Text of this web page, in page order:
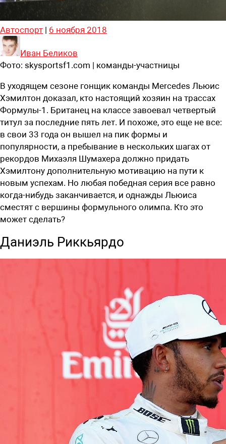
Автоспорт | 6 ноября 2018
Иван Беликов
Фото: skysportsf1.com | команды-участницы
В уходящем сезоне гонщик команды Mercedes Льюис
Хэмилтон доказал, кто настоящий хозяин на трассах
Формулы-1. Британец на классе завоевал четвертый
титул за последние пять лет. И похоже, это еще не все:
в свои 33 года он вышел на пик формы и
популярности, а пребывание в нескольких шагах от
рекордов Михаэля Шумахера должно придать
Хэмилтону дополнительную мотивацию на пути к
новым успехам. Но любая победная серия все равно
когда-нибудь заканчивается, и однажды Льюиса
сместят с вершины формульного олимпа. Кто это
может сделать?
Даниэль Риккьярдо